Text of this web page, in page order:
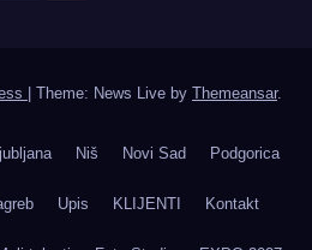
Theme: News Live by Themeansar.
Niš Novi Sad Podgorica
Upis KLIJENTI Kontakt